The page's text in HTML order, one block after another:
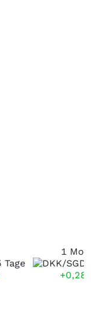
1
+0,28